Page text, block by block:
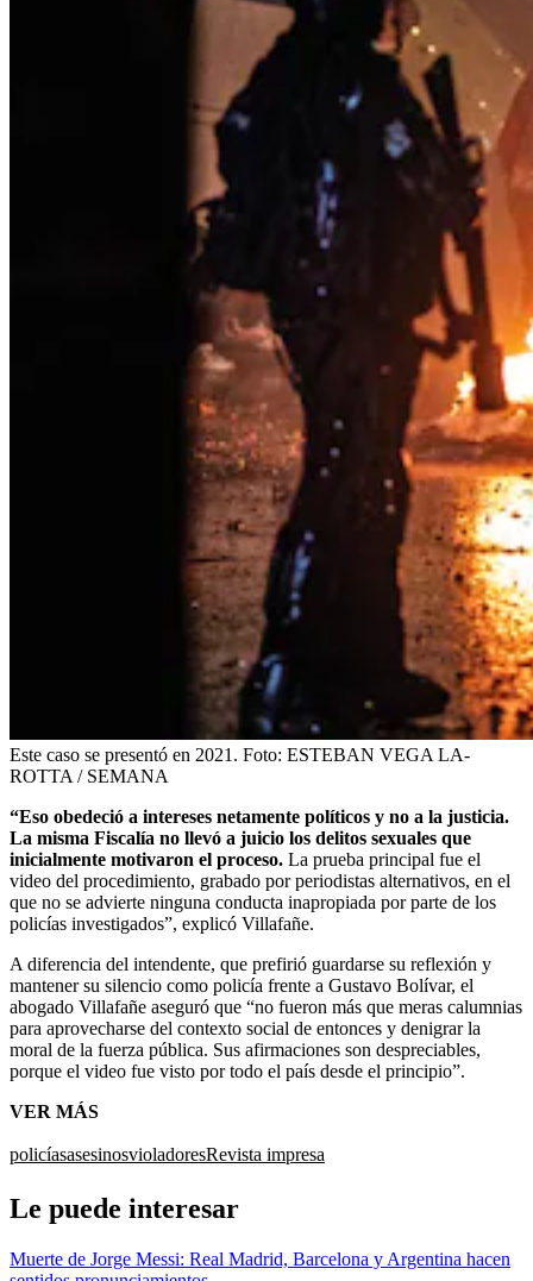
Este caso se presentó en 2021. Foto: ESTEBAN VEGA LA-
ROTTA / SEMANA
“Eso obedeció a intereses netamente políticos y no a la justicia.
La misma Fiscalía no llevó a juicio los delitos sexuales que
inicialmente motivaron el proceso. La prueba principal fue el
video del procedimiento, grabado por periodistas alternativos, en el
que no se advierte ninguna conducta inapropiada por parte de los
policías investigados”, explicó Villafañe.
A diferencia del intendente, que prefirió guardarse su reflexión y
mantener su silencio como policía frente a Gustavo Bolívar, el
abogado Villafañe aseguró que “no fueron más que meras calumnias
para aprovecharse del contexto social de entonces y denigrar la
moral de la fuerza pública. Sus afirmaciones son despreciables,
porque el video fue visto por todo el país desde el principio”.
VER MÁS
policíasasesinosvioladoresRevista impresa
Le puede interesar
Muerte de Jorge Messi: Real Madrid, Barcelona y Argentina hacen